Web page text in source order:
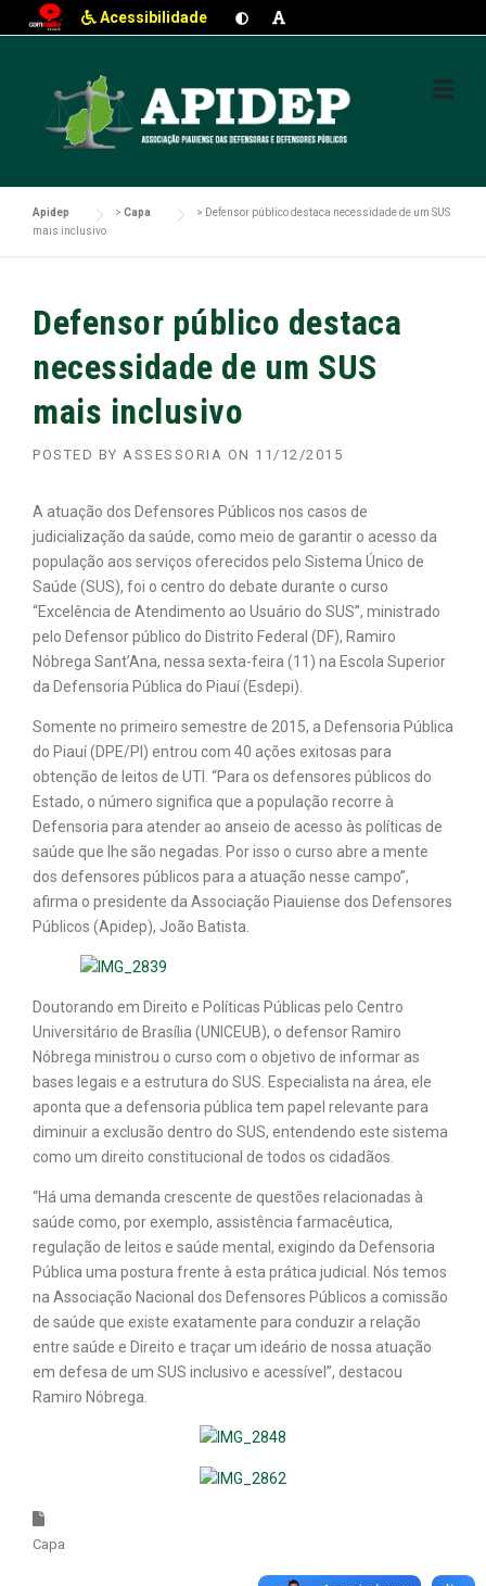
Acessibilidade
Apidep > Capa > Defensor público destaca necessidade de um SUS
mais inclusivo
Defensor público destaca
necessidade de um SUS
mais inclusivo
POSTED BY ASSESSORIA ON 11/12/2015
A atuação dos Defensores Públicos nos casos de
judicialização da saúde, como meio de garantir o acesso da
população aos serviços oferecidos pelo Sistema Único de
Saúde (SUS), foi o centro do debate durante o curso
“Excelência de Atendimento ao Usuário do SUS”, ministrado
pelo Defensor público do Distrito Federal (DF), Ramiro
Nóbrega Sant’Ana, nessa sexta-feira (11) na Escola Superior
da Defensoria Pública do Piauí (Esdepi).
Somente no primeiro semestre de 2015, a Defensoria Pública
do Piauí (DPE/PI) entrou com 40 ações exitosas para
obtenção de leitos de UTI. “Para os defensores públicos do
Estado, o número significa que a população recorre à
Defensoria para atender ao anseio de acesso às políticas de
saúde que lhe são negadas. Por isso o curso abre a mente
dos defensores públicos para a atuação nesse campo”,
afirma o presidente da Associação Piauiense dos Defensores
Públicos (Apidep), João Batista.
Doutorando em Direito e Políticas Públicas pelo Centro
Universitário de Brasília (UNICEUB), o defensor Ramiro
Nóbrega ministrou o curso com o objetivo de informar as
bases legais e a estrutura do SUS. Especialista na área, ele
aponta que a defensoria pública tem papel relevante para
diminuir a exclusão dentro do SUS, entendendo este sistema
como um direito constitucional de todos os cidadãos.
“Há uma demanda crescente de questões relacionadas à
saúde como, por exemplo, assistência farmacêutica,
regulação de leitos e saúde mental, exigindo da Defensoria
Pública uma postura frente à esta prática judicial. Nós temos
na Associação Nacional dos Defensores Públicos a comissão
de saúde que existe exatamente para conduzir a relação
entre saúde e Direito e traçar um ideário de nossa atuação
em defesa de um SUS inclusivo e acessível”, destacou
Ramiro Nóbrega.
Capa